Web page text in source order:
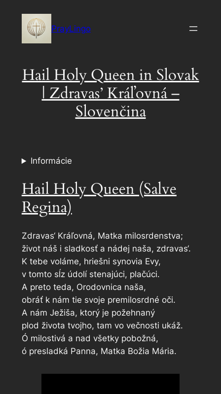
content
PrayLingo
Hail Holy Queen in Slovak
| Zdravas’ Kráľovná –
Slovenčina
Informácie
Hail Holy Queen (Salve
Regina)
Zdravas‘ Kráľovná, Matka milosrdenstva;
život náš i sladkosť a nádej naša, zdravas‘.
K tebe voláme, hriešni synovia Evy,
v tomto sĺz údolí stenajúci, plačúci.
A preto teda, Orodovnica naša,
obráť k nám tie svoje premilosrdné oči.
A nám Ježiša, ktorý je požehnaný
plod života tvojho, tam vo večnosti ukáž.
Ó milostivá a nad všetky pobožná,
ó presladká Panna, Matka Božia Mária.